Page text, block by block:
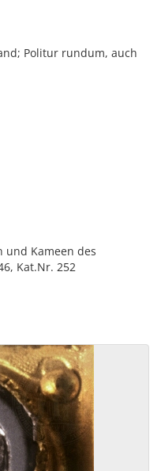
Politur rundum, auch
und Kameen des
Kat.Nr. 252